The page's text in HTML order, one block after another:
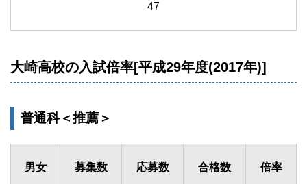
47
大崎高校の入試倍率[平成29年度(2017年)]
普通科＜推薦＞
男女 募集数 応募数 合格数 倍率